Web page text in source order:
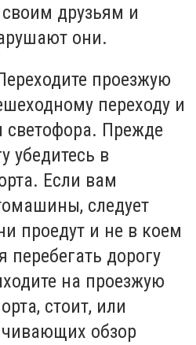
друзьям и
они.
проезжую
переходу и
светофора. Прежде
убедитесь в
Если вам
следует
проедут и не в коем
перебегать дорогу
на проезжую
стоит, или
обзор